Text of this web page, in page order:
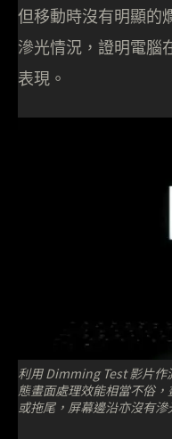
但移動時沒有明顯的
滲光情況，證明電腦
表現。
利用 Dimming Test 影片
態畫面處理效能相當不俗
或拖尾，屏幕邊沿亦沒有